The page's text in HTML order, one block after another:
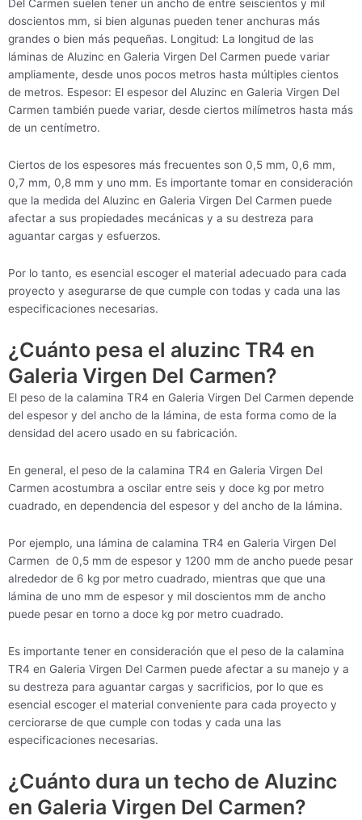
Del Carmen suelen tener un ancho de entre seiscientos y mil
doscientos mm, si bien algunas pueden tener anchuras más
grandes o bien más pequeñas. Longitud: La longitud de las
láminas de Aluzinc en Galeria Virgen Del Carmen puede variar
ampliamente, desde unos pocos metros hasta múltiples cientos
de metros. Espesor: El espesor del Aluzinc en Galeria Virgen Del
Carmen también puede variar, desde ciertos milímetros hasta más
de un centímetro.
Ciertos de los espesores más frecuentes son 0,5 mm, 0,6 mm,
0,7 mm, 0,8 mm y uno mm. Es importante tomar en consideración
que la medida del Aluzinc en Galeria Virgen Del Carmen puede
afectar a sus propiedades mecánicas y a su destreza para
aguantar cargas y esfuerzos.
Por lo tanto, es esencial escoger el material adecuado para cada
proyecto y asegurarse de que cumple con todas y cada una las
especificaciones necesarias.
¿Cuánto pesa el aluzinc TR4 en
Galeria Virgen Del Carmen?
El peso de la calamina TR4 en Galeria Virgen Del Carmen depende
del espesor y del ancho de la lámina, de esta forma como de la
densidad del acero usado en su fabricación.
En general, el peso de la calamina TR4 en Galeria Virgen Del
Carmen acostumbra a oscilar entre seis y doce kg por metro
cuadrado, en dependencia del espesor y del ancho de la lámina.
Por ejemplo, una lámina de calamina TR4 en Galeria Virgen Del
Carmen de 0,5 mm de espesor y 1200 mm de ancho puede pesar
alrededor de 6 kg por metro cuadrado, mientras que que una
lámina de uno mm de espesor y mil doscientos mm de ancho
puede pesar en torno a doce kg por metro cuadrado.
Es importante tener en consideración que el peso de la calamina
TR4 en Galeria Virgen Del Carmen puede afectar a su manejo y a
su destreza para aguantar cargas y sacrificios, por lo que es
esencial escoger el material conveniente para cada proyecto y
cerciorarse de que cumple con todas y cada una las
especificaciones necesarias.
¿Cuánto dura un techo de Aluzinc
en Galeria Virgen Del Carmen?